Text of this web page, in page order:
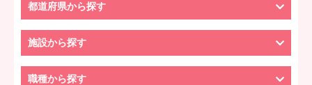
都道府県から探す
施設から探す
職種から探す